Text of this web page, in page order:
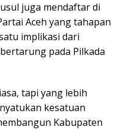
juga mendaftar di
Aceh yang tahapan
implikasi dari
pada Pilkada
tapi yang lebih
kesatuan
Kabupaten